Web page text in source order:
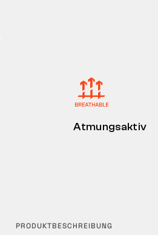
Atmungsaktiv
PRODUKTBESCHREIBUNG